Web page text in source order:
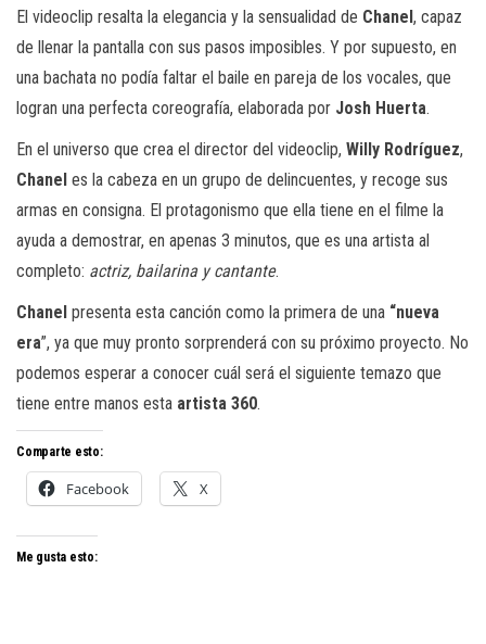
El videoclip resalta la elegancia y la sensualidad de Chanel, capaz
de llenar la pantalla con sus pasos imposibles. Y por supuesto, en
una bachata no podía faltar el baile en pareja de los vocales, que
logran una perfecta coreografía, elaborada por Josh Huerta.
En el universo que crea el director del videoclip, Willy Rodríguez,
Chanel es la cabeza en un grupo de delincuentes, y recoge sus
armas en consigna. El protagonismo que ella tiene en el filme la
ayuda a demostrar, en apenas 3 minutos, que es una artista al
completo: actriz, bailarina y cantante.
Chanel presenta esta canción como la primera de una “nueva
era”, ya que muy pronto sorprenderá con su próximo proyecto. No
podemos esperar a conocer cuál será el siguiente temazo que
tiene entre manos esta artista 360.
Comparte esto:
Facebook X
Me gusta esto: